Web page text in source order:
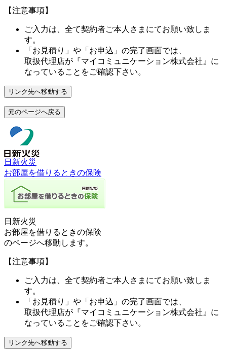
【注意事項】
ご入力は、全て契約者ご本人さまにてお願い致しま
す。
「お見積り」や「お申込」の完了画面では、
取扱代理店が 『マイコミュニケーション株式会社』 に
なっていることをご確認下さい。
リンク先へ移動する
元のページへ戻る
日新火災
お部屋を借りるときの保険
日新火災
お部屋を借りるときの保険
のページへ移動します。
【注意事項】
ご入力は、全て契約者ご本人さまにてお願い致しま
す。
「お見積り」や「お申込」の完了画面では、
取扱代理店が 『マイコミュニケーション株式会社』 に
なっていることをご確認下さい。
リンク先へ移動する